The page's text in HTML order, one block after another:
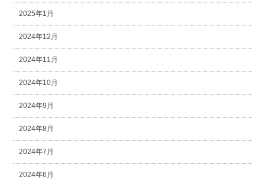
2025年1月
2024年12月
2024年11月
2024年10月
2024年9月
2024年8月
2024年7月
2024年6月